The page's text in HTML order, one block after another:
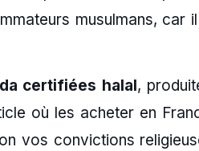
musulmans, car il
certifiées halal,
où les acheter en
vos convictions